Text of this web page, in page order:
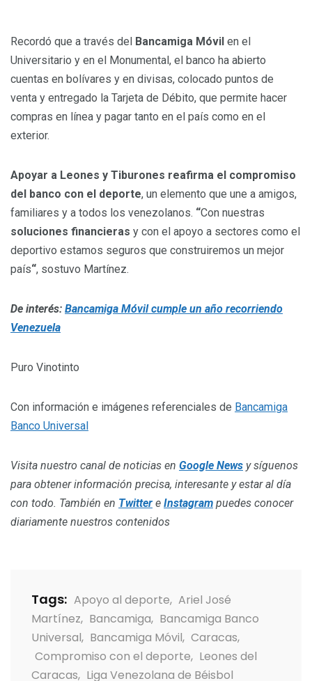
Recordó que a través del Bancamiga Móvil en el
Universitario y en el Monumental, el banco ha abierto
cuentas en bolívares y en divisas, colocado puntos de
venta y entregado la Tarjeta de Débito, que permite hacer
compras en línea y pagar tanto en el país como en el
exterior.
Apoyar a Leones y Tiburones reafirma el compromiso
del banco con el deporte, un elemento que une a amigos,
familiares y a todos los venezolanos. “Con nuestras
soluciones financieras y con el apoyo a sectores como el
deportivo estamos seguros que construiremos un mejor
país“, sostuvo Martínez.
De interés: Bancamiga Móvil cumple un año recorriendo
Venezuela
Puro Vinotinto
Con información e imágenes referenciales de Bancamiga
Banco Universal
Visita nuestro canal de noticias en Google News y síguenos
para obtener información precisa, interesante y estar al día
con todo. También en Twitter e Instagram puedes conocer
diariamente nuestros contenidos
Tags: Apoyo al deporte, Ariel José
Martínez, Bancamiga, Bancamiga Banco
Universal, Bancamiga Móvil, Caracas,
Compromiso con el deporte, Leones del
Caracas, Liga Venezolana de Béisbol